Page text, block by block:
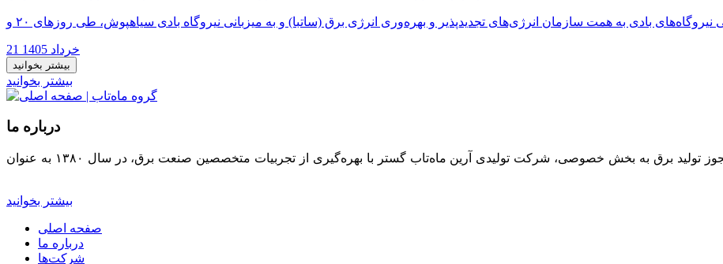
21 خرداد 1405
بیشتر بخوانید
بیشتر بخوانید
درباره ما
با توجه به روند رو به افزایش تقاضای برق در کشور و با صدور مجوز تولید برق به بخش خصوصی، شرکت تولیدی آرین ماه‌تاب گستر با بهره‌گیری از تجربیات متخصصین صنعت برق، در سال ۱۳۸۰ به عنوان
بیشتر بخوانید
صفحه اصلی
درباره ما
شرکت‌ها